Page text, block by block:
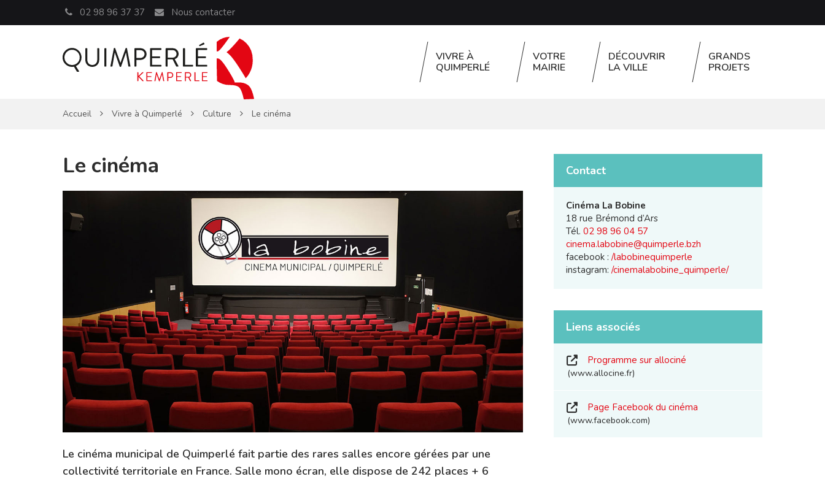
02 98 96 37 37 Nous contacter
VIVRE À
QUIMPERLÉ
VOTRE
MAIRIE
DÉCOUVRIR
LA VILLE
GRANDS
PROJETS
Accueil Vivre à Quimperlé Culture Le cinéma
Le cinéma
Le cinéma municipal de Quimperlé fait partie des rares salles encore gérées par une
collectivité territoriale en France. Salle mono écran, elle dispose de 242 places + 6
Contact
Cinéma La Bobine
18 rue Brémond d’Ars
Tél. 02 98 96 04 57
cinema.labobine@quimperle.bzh
facebook :/labobinequimperle
instagram:/cinemalabobine_quimperle/
Liens associés
Programme sur allociné
www.allocine.fr
Page Facebook du cinéma
www.facebook.com